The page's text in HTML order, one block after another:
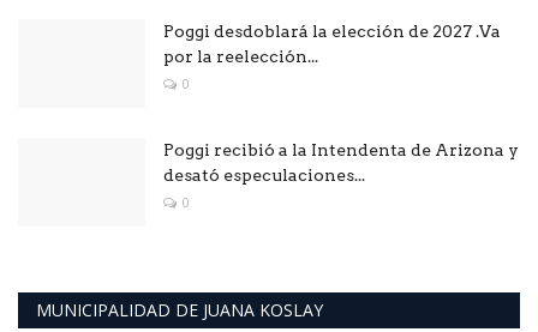
Poggi desdoblará la elección de 2027 .Va
por la reelección...
0
Poggi recibió a la Intendenta de Arizona y
desató especulaciones...
0
MUNICIPALIDAD DE JUANA KOSLAY